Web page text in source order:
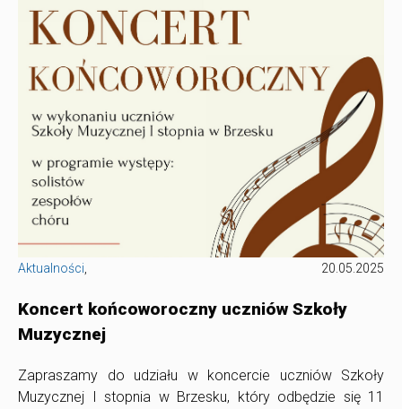
Aktualności 20.05.2025
Koncert końcoworoczny uczniów Szkoły
Muzycznej
Zapraszamy do udziału w koncercie uczniów Szkoły
Muzycznej I stopnia w Brzesku, który odbędzie się 11